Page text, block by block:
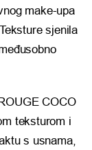
make-upa
sjenila
COCO
teksturom i
s usnama,